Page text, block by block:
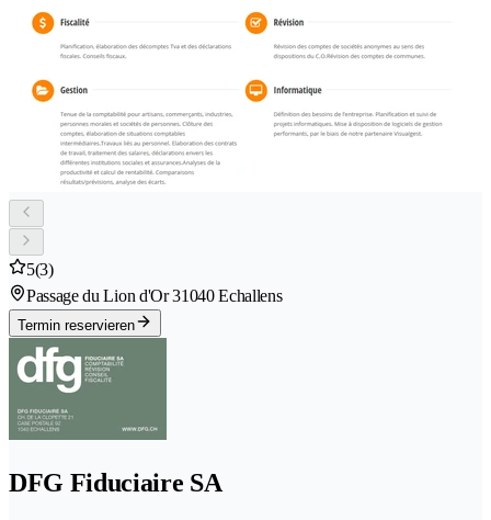
5(3)
Passage du Lion d'Or 31040 Echallens
Termin reservieren
DFG Fiduciaire SA